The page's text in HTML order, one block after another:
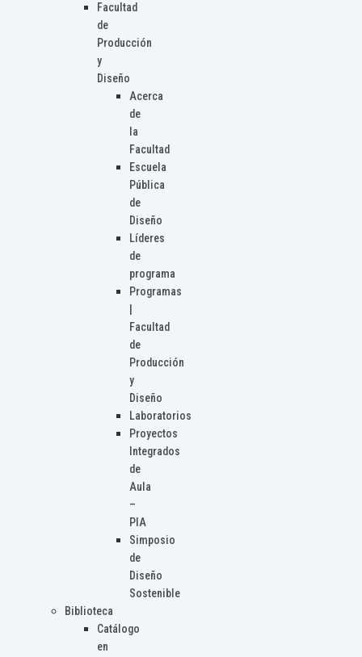
Facultad
de
Producción
y
Diseño
Acerca
de
la
Facultad
Escuela
Pública
de
Diseño
Líderes
de
programa
Programas
Facultad
de
Producción
y
Diseño
Laboratorios
Proyectos
Integrados
de
Aula
–
PIA
Simposio
de
Diseño
Sostenible
Biblioteca
Catálogo
en